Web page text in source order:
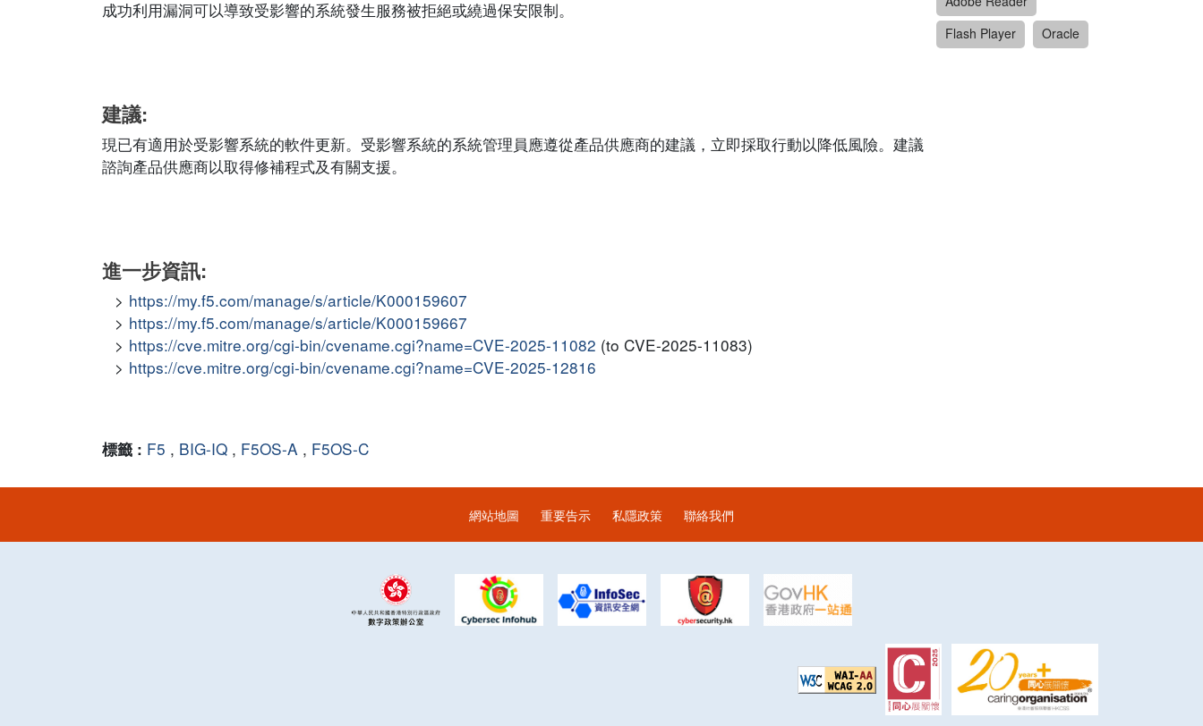
成功利用漏洞可以導致受影響的系統發生服務被拒絕或繞過保安限制。
建議:
現已有適用於受影響系統的軟件更新。受影響系統的系統管理員應遵從產品供應商的建議，立即採取行動以降低風險。建議
諮詢產品供應商以取得修補程式及有關支援。
進一步資訊:
https://my.f5.com/manage/s/article/K000159607
https://my.f5.com/manage/s/article/K000159667
https://cve.mitre.org/cgi-bin/cvename.cgi?name=CVE-2025-11082 (to CVE-2025-11083)
https://cve.mitre.org/cgi-bin/cvename.cgi?name=CVE-2025-12816
標籤 : F5 , BIG-IQ , F5OS-A , F5OS-C
Flash Player
Oracle
網站地圖 重要告示 私隱政策 聯絡我們